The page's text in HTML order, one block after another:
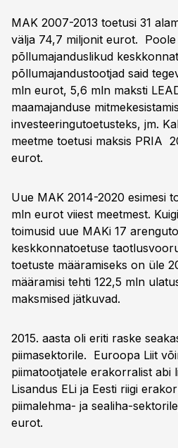
MAK 2007-2013 toetusi 31
välja 74,7 miljonit eurot.
põllumajanduslikud
põllumajandustootjad said
mln eurot, 5,6 mln maksti
maamajanduse
investeeringutoetusteks, jm.
meetme toetusi maksis PRIA
eurot.
Uue MAK 2014-2020 esimesi
mln eurot viiest meetmest.
toimusid uue MAKi 17
keskkonnatoetuse
toetuste määramiseks on üle
määramisi tehti 122,5 mln
maksmised jätkuvad.
2015. aasta oli eriti raske
piimasektorile. Euroopa Liit
piimatootjatele erakorralist abi
Lisandus ELi ja Eesti riigi
piimalehma- ja sealiha-
eurot.